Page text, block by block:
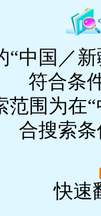
“中国／
符合条
范围为在
合搜索
快速